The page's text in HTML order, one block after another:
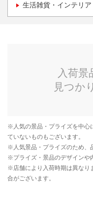
生活雑貨・インテリア